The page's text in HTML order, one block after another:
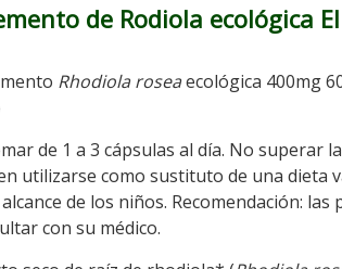
de Rodiola ecológica El
Rhodiola roseaecológica 400mg
de 1 a 3 cápsulas al día. No superar
utilizarse como sustituto de una dieta
de los niños. Recomendación:
con su médico.